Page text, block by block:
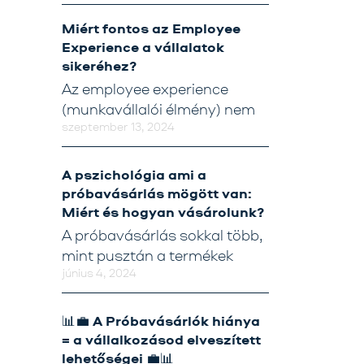
Tréning
Próbavásárlóknak
Blog
Miért fontos az Employee
Experience a vállalatok
sikeréhez?
szeptember 13, 2024
Az employee experience
(munkavállalói élmény) nem
A pszichológia ami a
próbavásárlás mögött van:
Miért és hogyan vásárolunk?
június 4, 2024
A próbavásárlás sokkal több,
mint pusztán a termékek
📊💼 A Próbavásárlók hiánya
= a vállalkozásod elveszített
lehetőségei 💼📊